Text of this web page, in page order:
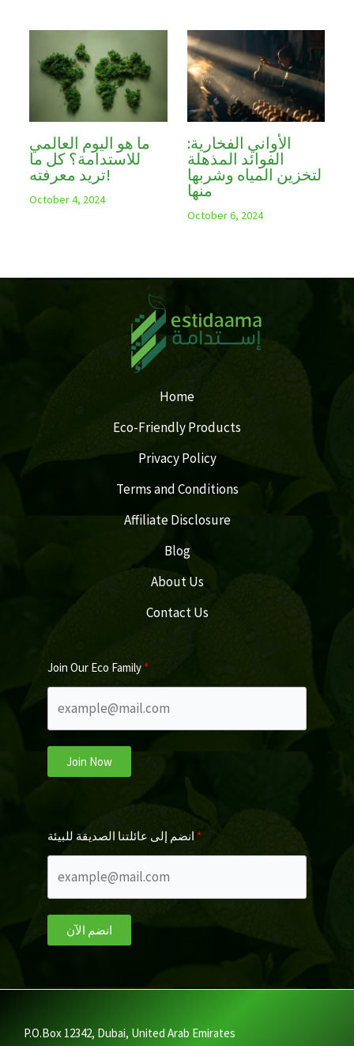
ما هو اليوم العالمي
للاستدامة؟ كل ما
تريد معرفته!
October 4, 2024
الأواني الفخارية:
الفوائد المذهلة
لتخزين المياه وشربها
منها
October 6, 2024
Home
Eco-Friendly Products
Privacy Policy
Terms and Conditions
Affiliate Disclosure
Blog
About Us
Contact Us
Join Our Eco Family
Join Now
انضم إلى عائلتنا الصديقة للبيئة
انضم الآن
P.O.Box 12342, Dubai, United Arab Emirates